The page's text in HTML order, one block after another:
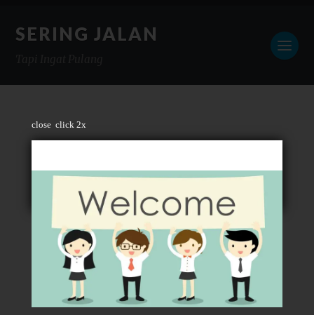
close click 2x
SERING JALAN